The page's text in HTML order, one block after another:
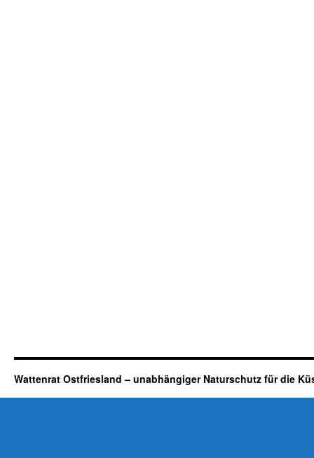
Wattenrat Ostfriesland – unabhängiger Naturschutz für die